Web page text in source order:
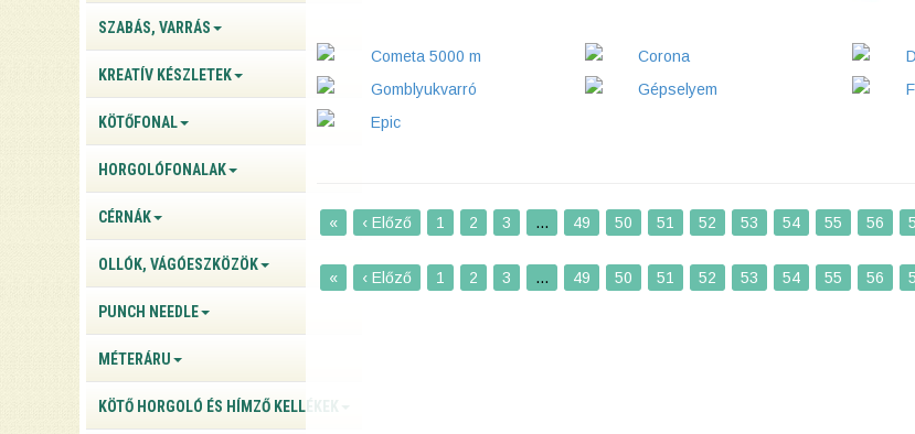
SZABÁS, VARRÁS
KREATÍV KÉSZLETEK
KÖTŐFONAL
HORGOLÓFONALAK
CÉRNÁK
OLLÓK, VÁGÓESZKÖZÖK
PUNCH NEEDLE
MÉTERÁRU
KÖTŐ HORGOLÓ ÉS HÍMZŐ KELLÉKEK
Cometa 5000 m
Corona
Gomblyukvarró
Gépselyem
Epic
« ‹ Előző 1 2 3 ... 49 50 51 52 53 54 55 56
« ‹ Előző 1 2 3 ... 49 50 51 52 53 54 55 56